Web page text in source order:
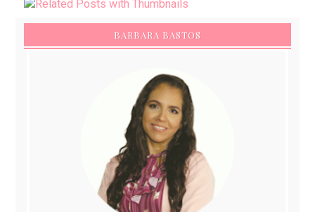
BARBARA BASTOS